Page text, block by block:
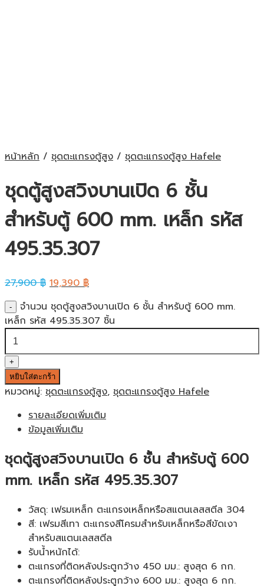
หน้าหลัก / ชุดตะแกรงตู้สูง / ชุดตะแกรงตู้สูง Hafele
ชุดตู้สูงสวิงบานเปิด 6 ชั้น
สำหรับตู้ 600 mm. เหล็ก รหัส
495.35.307
27,900฿ 19,390฿
จำนวน ชุดตู้สูงสวิงบานเปิด 6 ชั้น สำหรับตู้ 600 mm.
เหล็ก รหัส 495.35.307 ชิ้น
หยิบใส่ตะกร้า
หมวดหมู่: ชุดตะแกรงตู้สูง, ชุดตะแกรงตู้สูง Hafele
รายละเอียดเพิ่มเติม
ข้อมูลเพิ่มเติม
ชุดตู้สูงสวิงบานเปิด 6 ชั้น สำหรับตู้ 600
mm. เหล็ก รหัส 495.35.307
วัสดุ: เฟรมเหล็ก ตะแกรงเหล็กหรือสแตนเลสสตีล 304
สี: เฟรมสีเทา ตะแกรงสีโครมสำหรับเหล็กหรือสีขัดเงา
สำหรับสแตนเลสสตีล
รับน้ำหนักได้:
ตะแกรงที่ติดหลังประตูกว้าง 450 มม.: สูงสุด 6 กก.
ตะแกรงที่ติดหลังประตูกว้าง 600 มม.: สูงสุด 6 กก.